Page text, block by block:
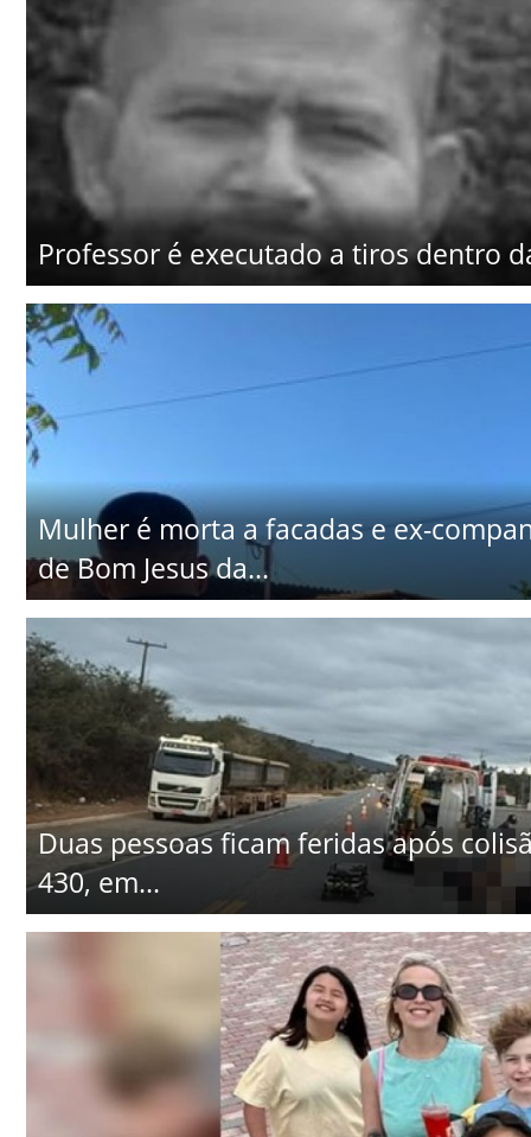
Professor é executado a tiros dentro
Mulher é morta a facadas e ex-
de Bom Jesus da...
Duas pessoas ficam feridas após
430, em...